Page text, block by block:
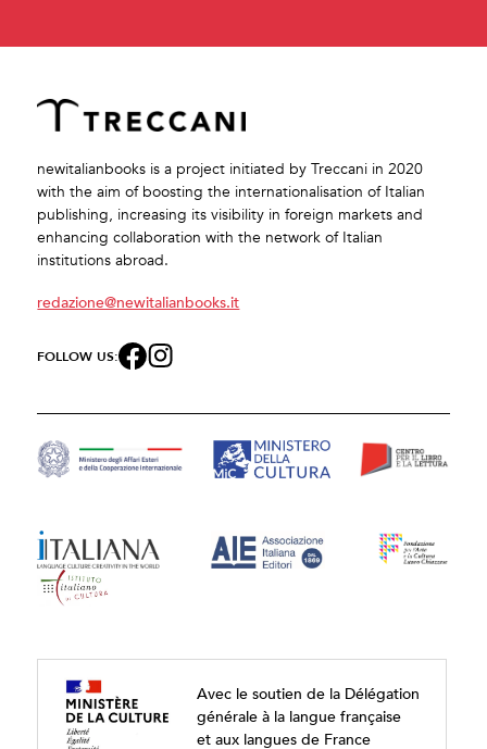
newitalianbooks is a project initiated by Treccani in 2020
with the aim of boosting the internationalisation of Italian
publishing, increasing its visibility in foreign markets and
enhancing collaboration with the network of Italian
institutions abroad.
redazione@newitalianbooks.it
FOLLOW US:
Avec le soutien de la Délégation
générale à la langue française
et aux langues de France